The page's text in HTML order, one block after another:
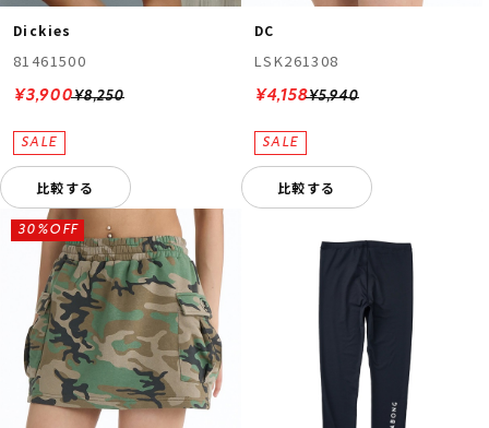
Dickies
81461500
¥8,250
¥3,900
比較する
DC
LSK261308
¥5,940
¥4,158
比較する
30%OFF